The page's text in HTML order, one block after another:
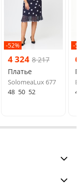
-52%
4 324 8 217
Платье
SolomeaLux 677
48 50 52
-